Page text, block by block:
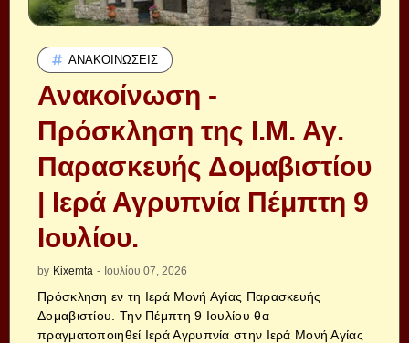
ΑΝΑΚΟΙΝΏΣΕΙΣ
Ανακοίνωση -
Πρόσκληση της Ι.Μ. Αγ.
Παρασκευής Δομαβιστίου
| Ιερά Αγρυπνία Πέμπτη 9
Ιουλίου.
by Kixemta - Ιουλίου 07, 2026
Πρόσκληση εν τη Ιερά Μονή Αγίας Παρασκευής
Δομαβιστίου. Την Πέμπτη 9 Ιουλίου θα
πραγματοποιηθεί Ιερά Αγρυπνία στην Ιερά Μονή Αγίας